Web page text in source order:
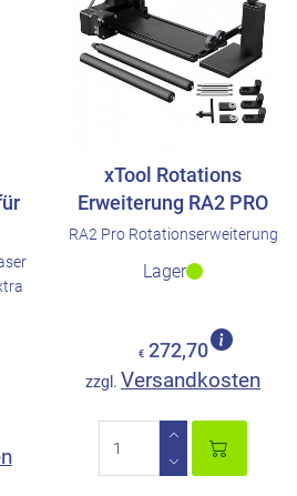
xTool Rotations
Erweiterung RA2 PRO
RA2 Pro Rotationserweiterung
Lager
€ 272,70
zzgl. Versandkosten